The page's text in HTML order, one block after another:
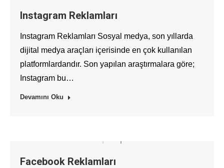
Instagram Reklamları
Instagram Reklamları Sosyal medya, son yıllarda
dijital medya araçları içerisinde en çok kullanılan
platformlardandır. Son yapılan araştırmalara göre;
Instagram bu…
Devamını Oku
Facebook Reklamları